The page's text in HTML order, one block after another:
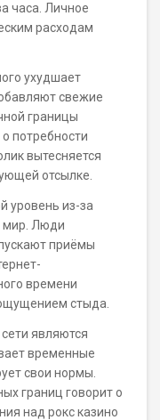
часа. Личное
расходам
ухудшает
свежие
границы
потребности
вытесняется
отсылке.
уровень из-за
мир. Люди
приёмы
времени
стыда.
являются
временные
свои нормы.
границ говорит о
над рокс казино